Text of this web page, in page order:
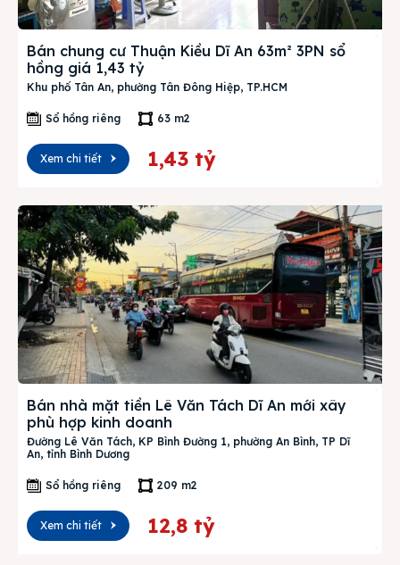
Bán chung cư Thuận Kiều Dĩ An 63m² 3PN sổ
hồng giá 1,43 tỷ
Khu phố Tân An, phường Tân Đông Hiệp, TP.HCM
Sổ hồng riêng 63 m2
Xem chi tiết 1,43 tỷ
Bán nhà mặt tiền Lê Văn Tách Dĩ An mới xây
phù hợp kinh doanh
Đường Lê Văn Tách, KP Bình Đường 1, phường An Bình, TP Dĩ
An, tỉnh Bình Dương
Sổ hồng riêng 209 m2
Xem chi tiết 12,8 tỷ